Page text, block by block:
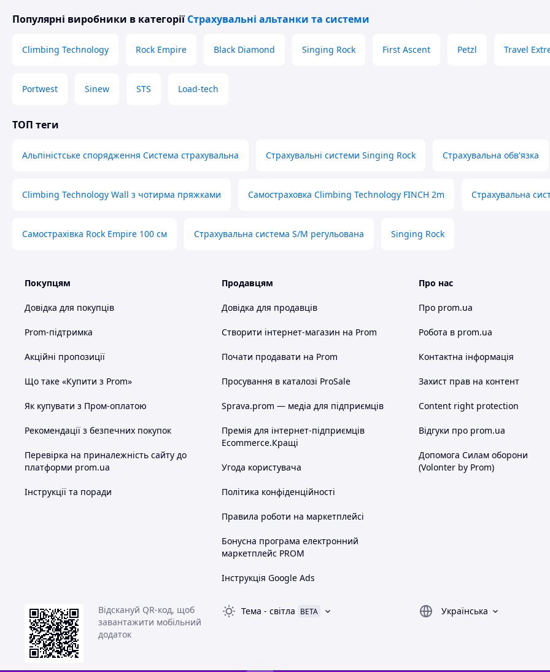
Популярні виробники в категорії Страхувальні альтанки та системи
Climbing Technology Rock Empire Black Diamond Singing Rock First Ascent Petzl Travel
Portwest Sinew STS Load-tech
ТОП теги
Альпіністське спорядження Система страхувальна Страхувальні системи Singing Rock Страхувальна обв'язка
Climbing Technology Wall з чотирма пряжками Самостраховка Climbing Technology FINCH 2m Страхувальна
Самострахівка Rock Empire 100 см Страхувальна система S/M регульована Singing Rock
Покупцям
Довідка для покупців
Prom-підтримка
Акційні пропозиції
Що таке «Купити з Prom»
Як купувати з Пром-оплатою
Рекомендації з безпечних покупок
Перевірка на приналежність сайту до
платформи prom.ua
Інструкції та поради
Продавцям
Довідка для продавців
Створити інтернет-магазин на Prom
Почати продавати на Prom
Просування в каталозі ProSale
Sprava.prom — медіа для підприємців
Премія для інтернет-підприємців
Ecommerce.Кращі
Угода користувача
Політика конфіденційності
Правила роботи на маркетплейсі
Бонусна програма електронний
маркетплейс PROM
Інструкція Google Ads
Про нас
Про prom.ua
Робота в prom.ua
Контактна інформація
Захист прав на контент
Content right protection
Відгуки про prom.ua
Допомога Силам оборони
(Volonter by Prom)
Відскануй QR-код, щоб
завантажити мобільний
додаток
Тема - світла BETA
Українська